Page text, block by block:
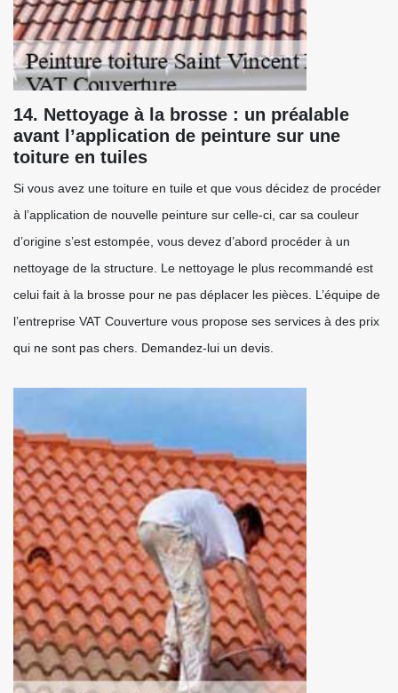
14. Nettoyage à la brosse : un préalable
avant l’application de peinture sur une
toiture en tuiles
Si vous avez une toiture en tuile et que vous décidez de procéder
à l’application de nouvelle peinture sur celle-ci, car sa couleur
d’origine s’est estompée, vous devez d’abord procéder à un
nettoyage de la structure. Le nettoyage le plus recommandé est
celui fait à la brosse pour ne pas déplacer les pièces. L’équipe de
l’entreprise VAT Couverture vous propose ses services à des prix
qui ne sont pas chers. Demandez-lui un devis.